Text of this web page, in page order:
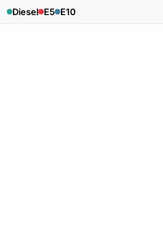
Diesel E5 E10